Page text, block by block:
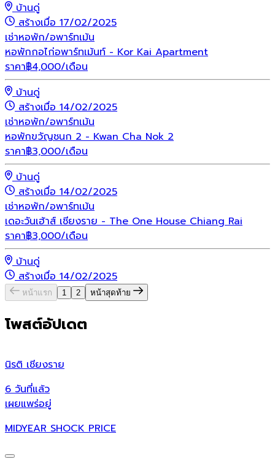
บ้านดู่
สร้างเมื่อ 17/02/2025
เช่าหอพัก/อพาร์ทเม้น
หอพักกอไก่อพาร์ทเม้นท์ - Kor Kai Apartment
ราคา฿4,000/เดือน
บ้านดู่
สร้างเมื่อ 14/02/2025
เช่าหอพัก/อพาร์ทเม้น
หอพักขวัญชนก 2 - Kwan Cha Nok 2
ราคา฿3,000/เดือน
บ้านดู่
สร้างเมื่อ 14/02/2025
เช่าหอพัก/อพาร์ทเม้น
เดอะวันเฮ้าส์ เชียงราย - The One House Chiang Rai
ราคา฿3,000/เดือน
บ้านดู่
สร้างเมื่อ 14/02/2025
หน้าแรก 1 2 หน้าสุดท้าย
โพสต์อัปเดต
นิรติ เชียงราย
6 วันที่แล้ว
เผยแพร่อยู่
MIDYEAR SHOCK PRICE